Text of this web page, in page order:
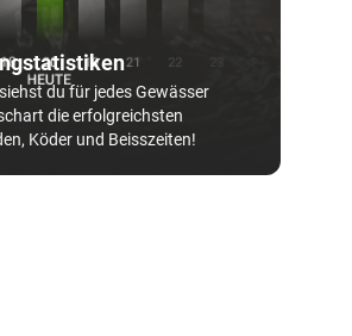
du für jedes Gewässer
die erfolgreichsten
Köder und Beisszeiten!